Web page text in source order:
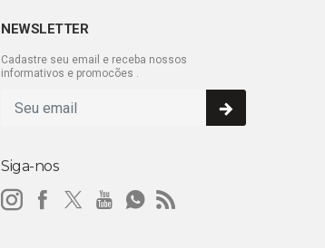
NEWSLETTER
Cadastre seu email e receba nossos
informativos e promocões .
Siga-nos